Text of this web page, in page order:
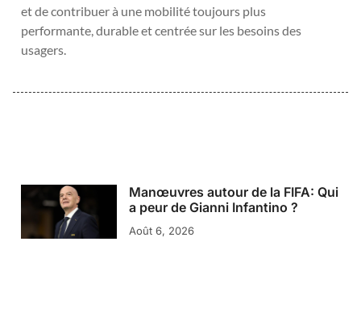
et de contribuer à une mobilité toujours plus
performante, durable et centrée sur les besoins des
usagers.
Manœuvres autour de la FIFA: Qui
a peur de Gianni Infantino ?
Août 6, 2026